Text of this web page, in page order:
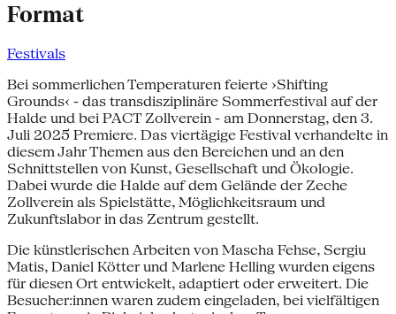
Format
Festivals
Bei sommerlichen Temperaturen feierte ›Shifting
Grounds‹ - das transdisziplinäre Sommerfestival auf der
Halde und bei PACT Zollverein - am Donnerstag, den 3.
Juli 2025 Premiere. Das viertägige Festival verhandelte in
diesem Jahr Themen aus den Bereichen und an den
Schnittstellen von Kunst, Gesellschaft und Ökologie.
Dabei wurde die Halde auf dem Gelände der Zeche
Zollverein als Spielstätte, Möglichkeitsraum und
Zukunftslabor in das Zentrum gestellt.
Die künstlerischen Arbeiten von Mascha Fehse, Sergiu
Matis, Daniel Kötter und Marlene Helling wurden eigens
für diesen Ort entwickelt, adaptiert oder erweitert. Die
Besucher:innen waren zudem eingeladen, bei vielfältigen